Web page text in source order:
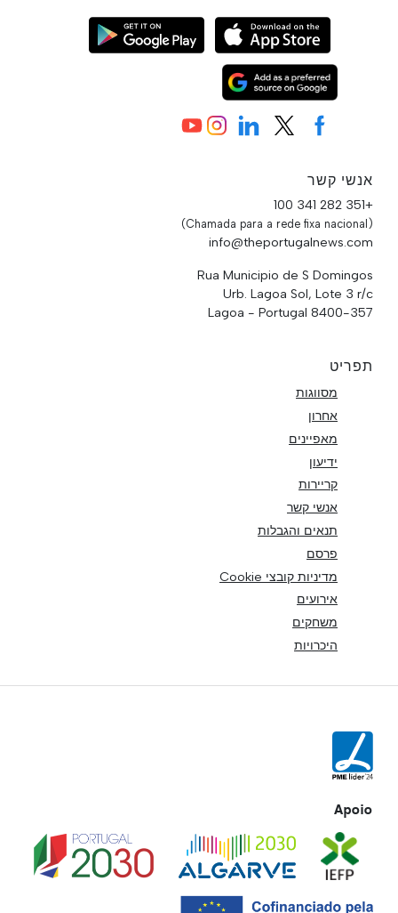
אנשי קשר
+351 282 341 100
(Chamada para a rede fixa nacional)
info@theportugalnews.com
Rua Municipio de S Domingos
Urb. Lagoa Sol, Lote 3 r/c
8400-357 Lagoa - Portugal
תפריט
מסווגות
אחרון
מאפיינים
ידיעון
קריירות
אנשי קשר
תנאים והגבלות
פרסם
מדיניות קובצי Cookie
אירועים
משחקים
היכרויות
Apoio